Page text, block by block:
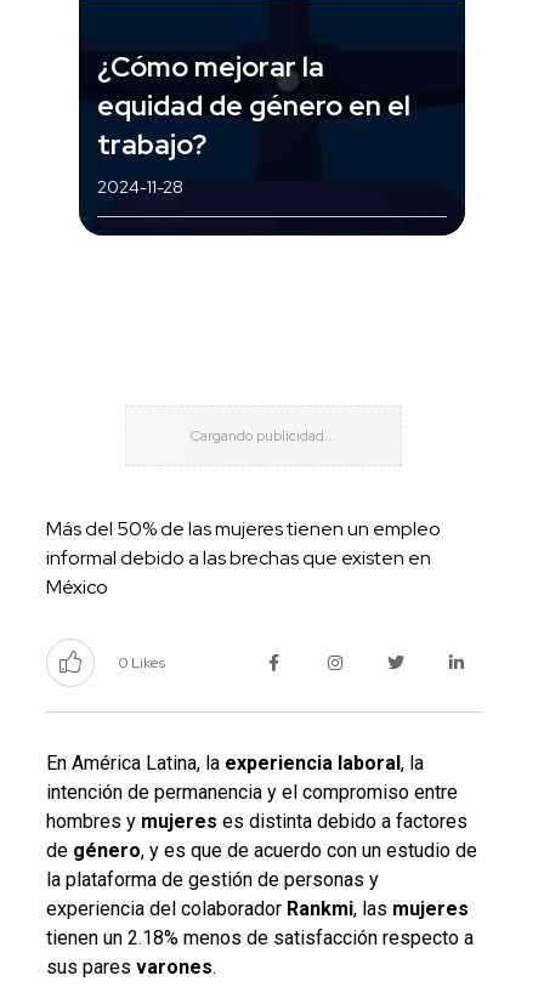
¿Cómo mejorar la
equidad de género en el
trabajo?
2024-11-28
Más del 50% de las mujeres tienen un empleo
informal debido a las brechas que existen en
México
0 Likes
En América Latina, la experiencia laboral, la
intención de permanencia y el compromiso entre
hombres y mujeres es distinta debido a factores
de género, y es que de acuerdo con un estudio de
la plataforma de gestión de personas y
experiencia del colaborador Rankmi, las mujeres
tienen un 2.18% menos de satisfacción respecto a
sus pares varones.